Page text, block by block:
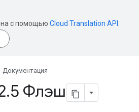
с помощью Cloud Translation API
Документация
.5 Флэш